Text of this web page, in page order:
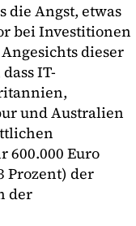
die Angst, etwas
bei Investitionen
dieser
IT-
und Australien
600.000 Euro
Prozent) der
der